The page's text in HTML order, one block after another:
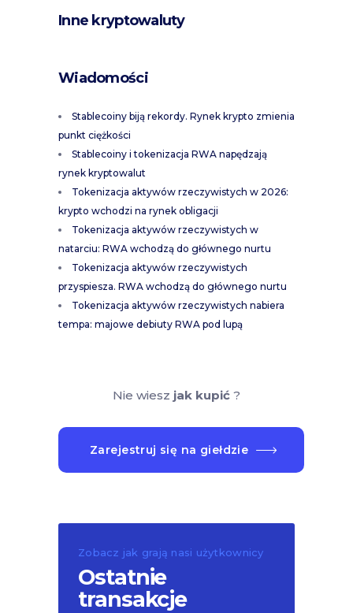
Inne kryptowaluty
Wiadomości
Stablecoiny biją rekordy. Rynek krypto zmienia
punkt ciężkości
Stablecoiny i tokenizacja RWA napędzają
rynek kryptowalut
Tokenizacja aktywów rzeczywistych w 2026:
krypto wchodzi na rynek obligacji
Tokenizacja aktywów rzeczywistych w
natarciu: RWA wchodzą do głównego nurtu
Tokenizacja aktywów rzeczywistych
przyspiesza. RWA wchodzą do głównego nurtu
Tokenizacja aktywów rzeczywistych nabiera
tempa: majowe debiuty RWA pod lupą
Nie wiesz jak kupić?
Zarejestruj się na giełdzie
Zobacz jak grają nasi użytkownicy
Ostatnie
transakcje